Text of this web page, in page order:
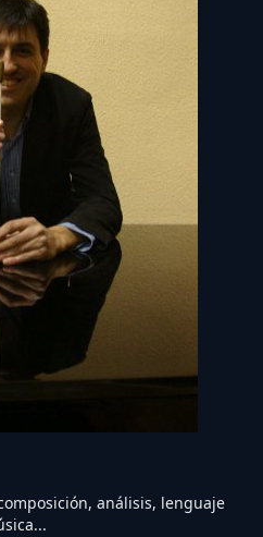
análisis, lenguaje